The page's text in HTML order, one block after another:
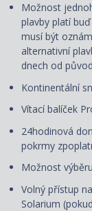
Možnost
plavby platí
musí být
alternativní
dnech od
Kontinentální
Vítací balíček
24hodinová
pokrmy
Možnost
Volný přístup
Solarium